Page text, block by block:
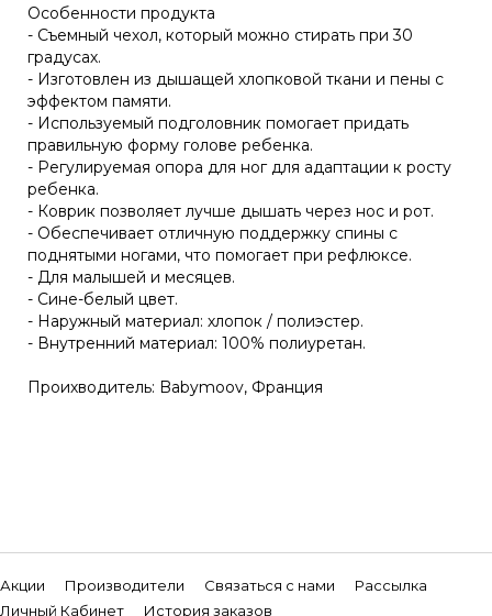
Особенности продукта
- Съемный чехол, который можно стирать при 30
градусах.
- Изготовлен из дышащей хлопковой ткани и пены с
эффектом памяти.
- Используемый подголовник помогает придать
правильную форму голове ребенка.
- Регулируемая опора для ног для адаптации к росту
ребенка.
- Коврик позволяет лучше дышать через нос и рот.
- Обеспечивает отличную поддержку спины с
поднятыми ногами, что помогает при рефлюксе.
- Для малышей и месяцев.
- Сине-белый цвет.
- Наружный материал: хлопок / полиэстер.
- Внутренний материал: 100% полиуретан.
Проихводитель: Babymoov, Франция
Акции Производители Связаться с нами
Рассылка
Личный Кабинет
История заказов